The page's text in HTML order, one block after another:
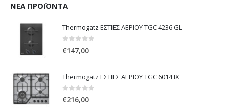
ΝΈΑ ΠΡΟΪΌΝΤΑ
Thermogatz ΕΣΤΙΕΣ ΑΕΡΙΟΥ TGC 4236 GL
€147,00
Thermogatz ΕΣΤΙΕΣ ΑΕΡΙΟΥ TGC 6014 IX
0out of 5
€216,00